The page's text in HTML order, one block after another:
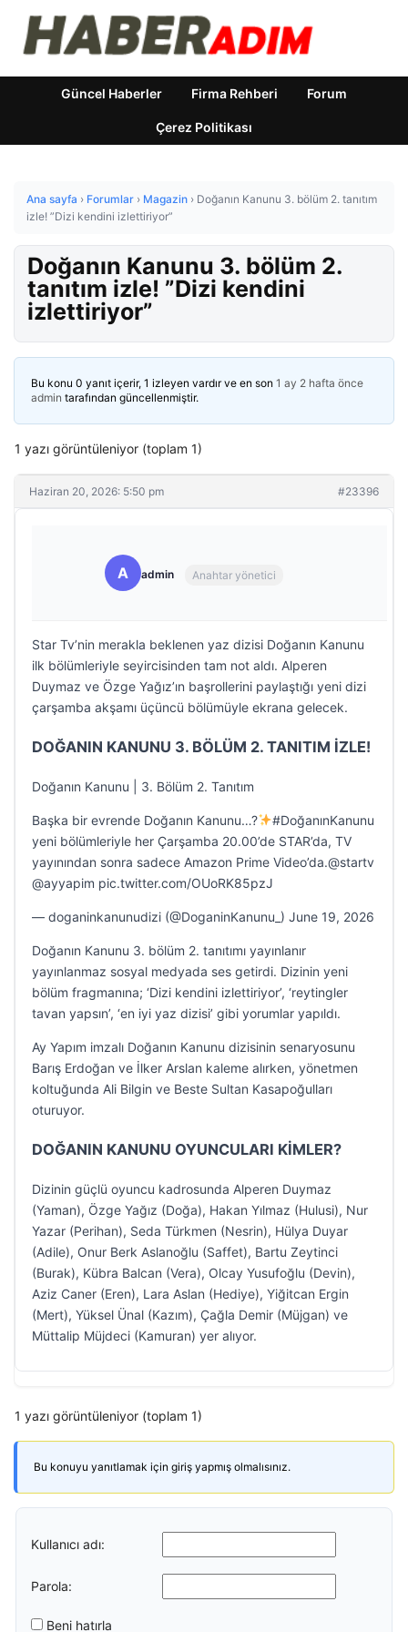
Güncel Haberler Firma Rehberi Forum
Çerez Politikası
Ana sayfa › Forumlar › Magazin › Doğanın Kanunu 3. bölüm 2. tanıtım
izle! ”Dizi kendini izlettiriyor”
Doğanın Kanunu 3. bölüm 2.
tanıtım izle! ”Dizi kendini
izlettiriyor”
Bu konu 0 yanıt içerir, 1 izleyen vardır ve en son 1 ay 2 hafta önce
admin tarafından güncellenmiştir.
1 yazı görüntüleniyor (toplam 1)
Haziran 20, 2026: 5:50 pm #23396
A admin Anahtar yönetici
Star Tv’nin merakla beklenen yaz dizisi Doğanın Kanunu
ilk bölümleriyle seyircisinden tam not aldı. Alperen
Duymaz ve Özge Yağız’ın başrollerini paylaştığı yeni dizi
çarşamba akşamı üçüncü bölümüyle ekrana gelecek.
DOĞANIN KANUNU 3. BÖLÜM 2. TANITIM İZLE!
Doğanın Kanunu | 3. Bölüm 2. Tanıtım
Başka bir evrende Doğanın Kanunu…?
#DoğanınKanunu
yeni bölümleriyle her Çarşamba 20.00’de STAR’da, TV
yayınından sonra sadece Amazon Prime Video’da.@startv
@ayyapim pic.twitter.com/OUoRK85pzJ
— doganinkanunudizi (@DoganinKanunu_) June 19, 2026
Doğanın Kanunu 3. bölüm 2. tanıtımı yayınlanır
yayınlanmaz sosyal medyada ses getirdi. Dizinin yeni
bölüm fragmanına; ‘Dizi kendini izlettiriyor’, ‘reytingler
tavan yapsın’, ‘en iyi yaz dizisi’ gibi yorumlar yapıldı.
Ay Yapım imzalı Doğanın Kanunu dizisinin senaryosunu
Barış Erdoğan ve İlker Arslan kaleme alırken, yönetmen
koltuğunda Ali Bilgin ve Beste Sultan Kasapoğulları
oturuyor.
DOĞANIN KANUNU OYUNCULARI KİMLER?
Dizinin güçlü oyuncu kadrosunda Alperen Duymaz
(Yaman), Özge Yağız (Doğa), Hakan Yılmaz (Hulusi), Nur
Yazar (Perihan), Seda Türkmen (Nesrin), Hülya Duyar
(Adile), Onur Berk Aslanoğlu (Saffet), Bartu Zeytinci
(Burak), Kübra Balcan (Vera), Olcay Yusufoğlu (Devin),
Aziz Caner (Eren), Lara Aslan (Hediye), Yiğitcan Ergin
(Mert), Yüksel Ünal (Kazım), Çağla Demir (Müjgan) ve
Müttalip Müjdeci (Kamuran) yer alıyor.
1 yazı görüntüleniyor (toplam 1)
Bu konuyu yanıtlamak için giriş yapmış olmalısınız.
Kullanıcı adı:
Parola:
Beni hatırla